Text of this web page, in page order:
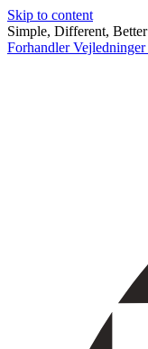
Skip to content
Simple, Different, Better
ForhandlerVejledninger